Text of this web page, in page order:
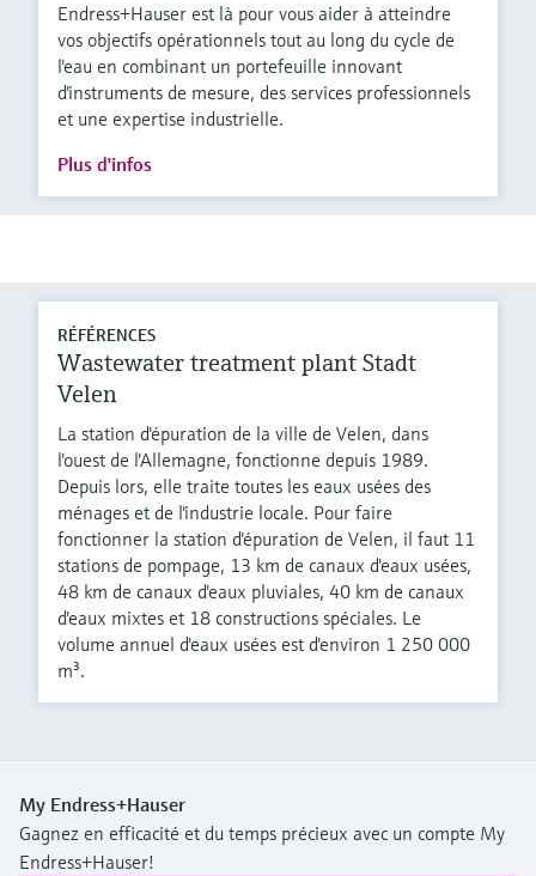
Endress+Hauser est là pour vous aider à atteindre
vos objectifs opérationnels tout au long du cycle de
l'eau en combinant un portefeuille innovant
d'instruments de mesure, des services professionnels
et une expertise industrielle.
Plus d'infos
RÉFÉRENCES
Wastewater treatment plant Stadt
Velen
La station d'épuration de la ville de Velen, dans
l'ouest de l'Allemagne, fonctionne depuis 1989.
Depuis lors, elle traite toutes les eaux usées des
ménages et de l'industrie locale. Pour faire
fonctionner la station d'épuration de Velen, il faut 11
stations de pompage, 13 km de canaux d'eaux usées,
48 km de canaux d'eaux pluviales, 40 km de canaux
d'eaux mixtes et 18 constructions spéciales. Le
volume annuel d'eaux usées est d'environ 1 250 000
m³.
My Endress+Hauser
Gagnez en efficacité et du temps précieux avec un compte My
Endress+Hauser!